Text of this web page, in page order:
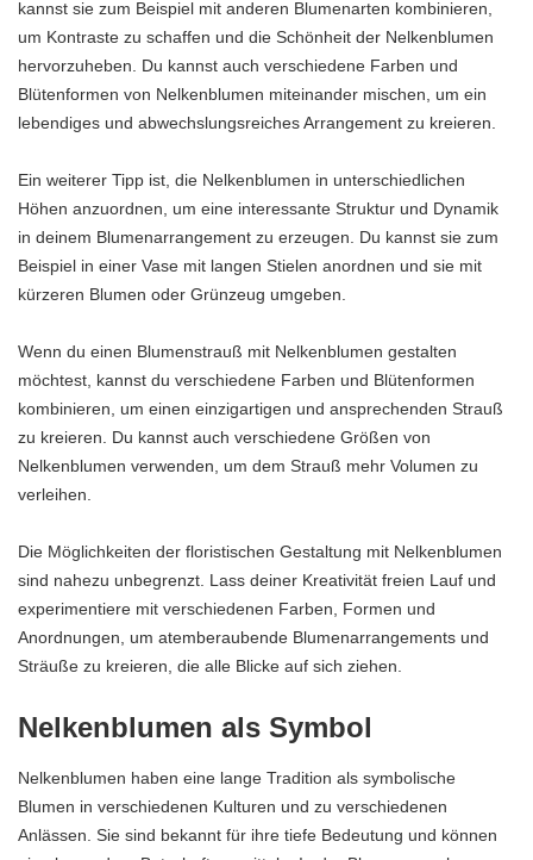
kannst sie zum Beispiel mit anderen Blumenarten kombinieren,
um Kontraste zu schaffen und die Schönheit der Nelkenblumen
hervorzuheben. Du kannst auch verschiedene Farben und
Blütenformen von Nelkenblumen miteinander mischen, um ein
lebendiges und abwechslungsreiches Arrangement zu kreieren.
Ein weiterer Tipp ist, die Nelkenblumen in unterschiedlichen
Höhen anzuordnen, um eine interessante Struktur und Dynamik
in deinem Blumenarrangement zu erzeugen. Du kannst sie zum
Beispiel in einer Vase mit langen Stielen anordnen und sie mit
kürzeren Blumen oder Grünzeug umgeben.
Wenn du einen Blumenstrauß mit Nelkenblumen gestalten
möchtest, kannst du verschiedene Farben und Blütenformen
kombinieren, um einen einzigartigen und ansprechenden Strauß
zu kreieren. Du kannst auch verschiedene Größen von
Nelkenblumen verwenden, um dem Strauß mehr Volumen zu
verleihen.
Die Möglichkeiten der floristischen Gestaltung mit Nelkenblumen
sind nahezu unbegrenzt. Lass deiner Kreativität freien Lauf und
experimentiere mit verschiedenen Farben, Formen und
Anordnungen, um atemberaubende Blumenarrangements und
Sträuße zu kreieren, die alle Blicke auf sich ziehen.
Nelkenblumen als Symbol
Nelkenblumen haben eine lange Tradition als symbolische
Blumen in verschiedenen Kulturen und zu verschiedenen
Anlässen. Sie sind bekannt für ihre tiefe Bedeutung und können